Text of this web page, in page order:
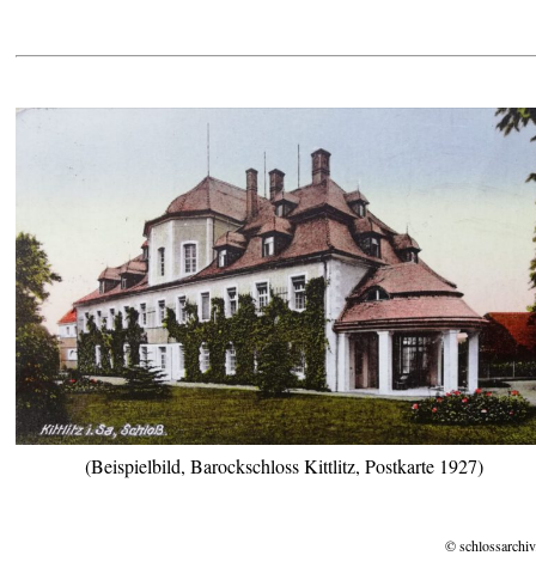
(Beispielbild, Barockschloss Kittlitz, Postkarte 1927)
©